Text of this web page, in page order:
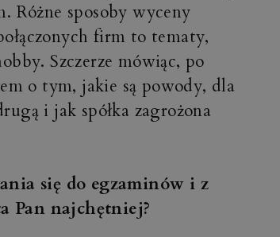
Różne sposoby wyceny
firm to tematy,
Szczerze mówiąc, po
o tym, jakie są powody, dla
i jak spółka zagrożona
się do egzaminów i z
Pan najchętniej?